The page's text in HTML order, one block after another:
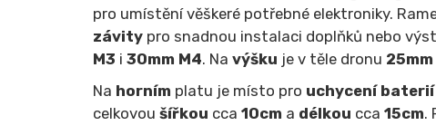
pro umístění věškeré potřebné elektroniky.
závity pro snadnou instalaci doplňků nebo
M3 i 30mm M4. Na výšku je v těle dronu 25mm
Na horním platu je místo pro uchycení baterií
celkovou šířkou cca 10cm a délkou cca 15cm.